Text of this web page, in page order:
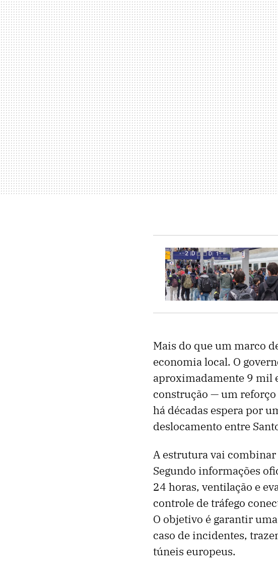
Mais do que um marco
economia local. O
aproximadamente 9 mil
construção — um
há décadas espera por
deslocamento entre
A estrutura vai combinar
Segundo informações
24 horas, ventilação e
controle de tráfego
O objetivo é garantir
caso de incidentes,
túneis europeus.